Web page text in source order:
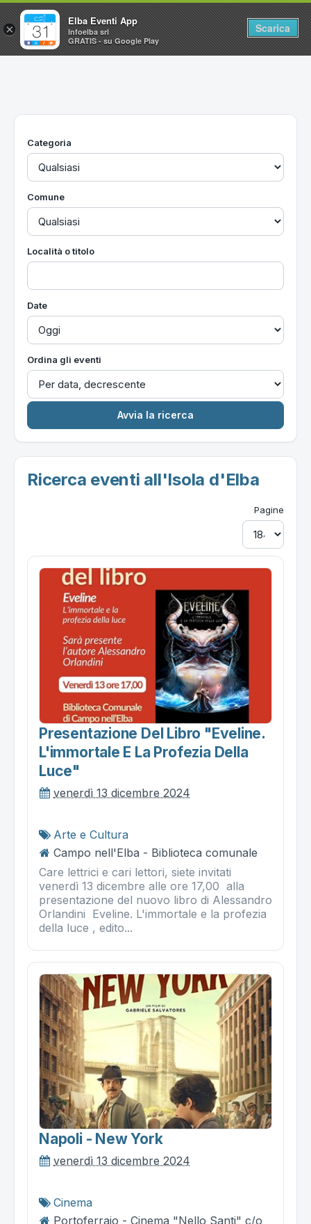
Home
Utilità
Categoria
Comune
Località o titolo
Date
Ordina gli eventi
Ricerca eventi all'Isola d'Elba
Pagine
Presentazione Del Libro "eveline.
L'immortale E La Profezia Della
Luce"
venerdì 13 dicembre 2024
Arte e Cultura
Campo nell'Elba - Biblioteca comunale
Care lettrici e cari lettori, siete invitati
venerdì 13 dicembre alle ore 17,00 alla
presentazione del nuovo libro di Alessandro
Orlandini Eveline. L'immortale e la profezia
della luce , edito...
Napoli - New York
venerdì 13 dicembre 2024
Cinema
Portoferraio - Cinema "Nello Santi" c/o
×
Elba Eventi App
Infoelba srl
GRATIS - su Google Play
Scarica